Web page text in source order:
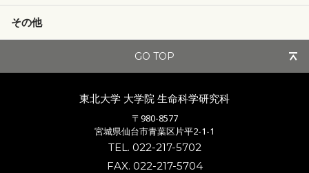
その他
GO TOP
東北大学 大学院 生命科学研究科
〒980-8577
宮城県仙台市青葉区片平2-1-1
TEL. 022-217-5702
FAX. 022-217-5704